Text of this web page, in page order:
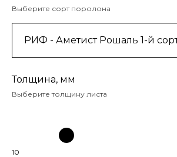
Выберите сорт поролона
Толщина, мм
Выберите толщину листа
10